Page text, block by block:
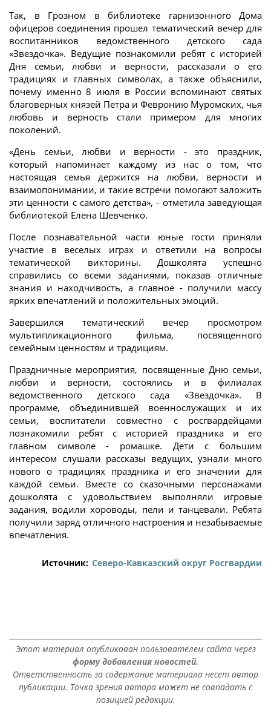
Так, в Грозном в библиотеке гарнизонного Дома
офицеров соединения прошел тематический вечер для
воспитанников ведомственного детского сада
«Звездочка». Ведущие познакомили ребят с историей
Дня семьи, любви и верности, рассказали о его
традициях и главных символах, а также объяснили,
почему именно 8 июля в России вспоминают святых
благоверных князей Петра и Февронию Муромских, чья
любовь и верность стали примером для многих
поколений.
«День семьи, любви и верности - это праздник,
который напоминает каждому из нас о том, что
настоящая семья держится на любви, верности и
взаимопонимании, и такие встречи помогают заложить
эти ценности с самого детства», - отметила заведующая
библиотекой Елена Шевченко.
После познавательной части юные гости приняли
участие в веселых играх и ответили на вопросы
тематической викторины. Дошколята успешно
справились со всеми заданиями, показав отличные
знания и находчивость, а главное - получили массу
ярких впечатлений и положительных эмоций.
Завершился тематический вечер просмотром
мультипликационного фильма, посвященного
семейным ценностям и традициям.
Праздничные мероприятия, посвященные Дню семьи,
любви и верности, состоялись и в филиалах
ведомственного детского сада «Звездочка». В
программе, объединившей военнослужащих и их
семьи, воспитатели совместно с росгвардейцами
познакомили ребят с историей праздника и его
главном символе - ромашке. Дети с большим
интересом слушали рассказы ведущих, узнали много
нового о традициях праздника и его значении для
каждой семьи. Вместе со сказочными персонажами
дошколята с удовольствием выполняли игровые
задания, водили хороводы, пели и танцевали. Ребята
получили заряд отличного настроения и незабываемые
впечатления.
Источник: Северо-Кавказский округ Росгвардии
Этот материал опубликован пользователем сайта через
форму добавления новостей.
Ответственность за содержание материала несет автор
публикации. Точка зрения автора может не совпадать с
позицией редакции.